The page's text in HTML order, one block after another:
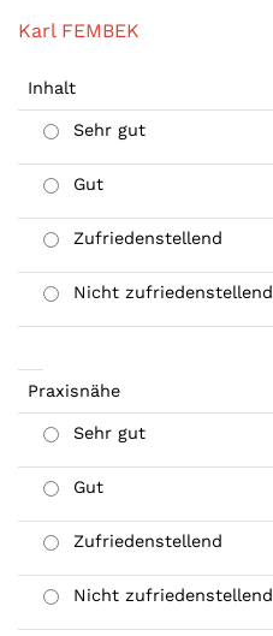
Karl FEMBEK
Inhalt
Sehr gut
Gut
Zufriedenstellend
Nicht zufriedenstellend
Praxisnähe
Sehr gut
Gut
Zufriedenstellend
Nicht zufriedenstellend